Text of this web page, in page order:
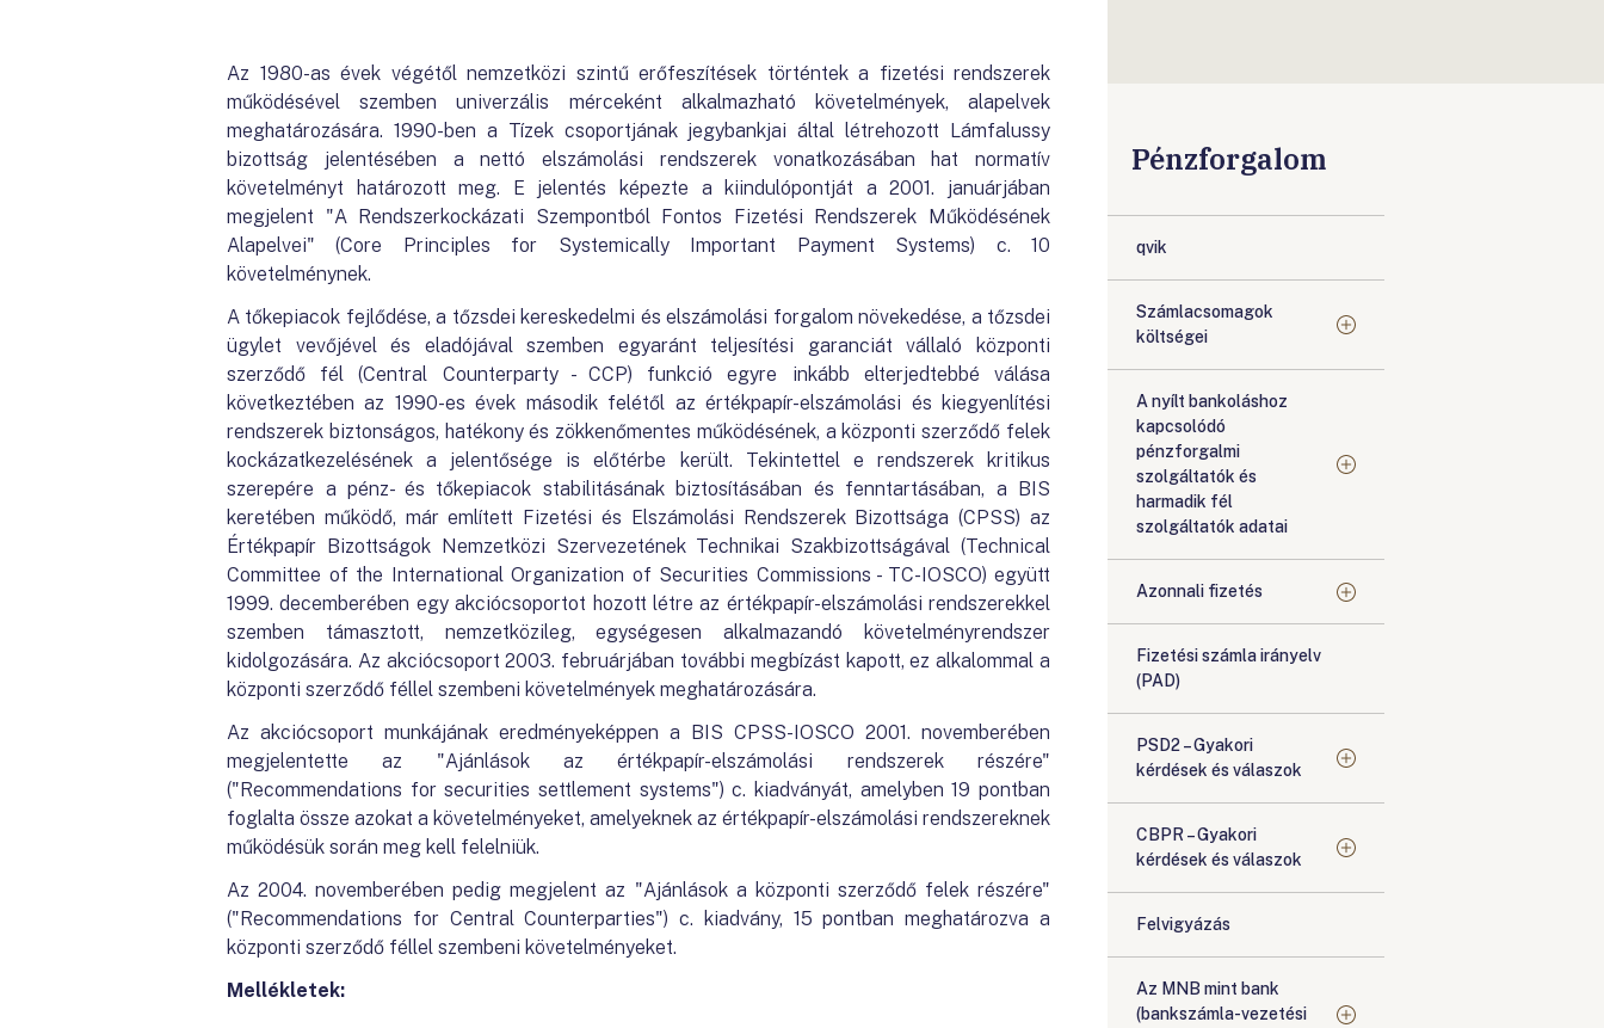
Az 1980-as évek végétől nemzetközi szintű erőfeszítések történtek a fizetési rendszerek
működésével szemben univerzális mérceként alkalmazható követelmények, alapelvek
meghatározására. 1990-ben a Tízek csoportjának jegybankjai által létrehozott Lámfalussy
bizottság jelentésében a nettó elszámolási rendszerek vonatkozásában hat normatív
követelményt határozott meg. E jelentés képezte a kiindulópontját a 2001. januárjában
megjelent "A Rendszerkockázati Szempontból Fontos Fizetési Rendszerek Működésének
Alapelvei" (Core Principles for Systemically Important Payment Systems) c. 10
követelménynek.
A tőkepiacok fejlődése, a tőzsdei kereskedelmi és elszámolási forgalom növekedése, a tőzsdei
ügylet vevőjével és eladójával szemben egyaránt teljesítési garanciát vállaló központi
szerződő fél (Central Counterparty - CCP) funkció egyre inkább elterjedtebbé válása
következtében az 1990-es évek második felétől az értékpapír-elszámolási és kiegyenlítési
rendszerek biztonságos, hatékony és zökkenőmentes működésének, a központi szerződő felek
kockázatkezelésének a jelentősége is előtérbe került. Tekintettel e rendszerek kritikus
szerepére a pénz- és tőkepiacok stabilitásának biztosításában és fenntartásában, a BIS
keretében működő, már említett Fizetési és Elszámolási Rendszerek Bizottsága (CPSS) az
Értékpapír Bizottságok Nemzetközi Szervezetének Technikai Szakbizottságával (Technical
Committee of the International Organization of Securities Commissions - TC-IOSCO) együtt
1999. decemberében egy akciócsoportot hozott létre az értékpapír-elszámolási rendszerekkel
szemben támasztott, nemzetközileg, egységesen alkalmazandó követelményrendszer
kidolgozására. Az akciócsoport 2003. februárjában további megbízást kapott, ez alkalommal a
központi szerződő féllel szembeni követelmények meghatározására.
Az akciócsoport munkájának eredményeképpen a BIS CPSS-IOSCO 2001. novemberében
megjelentette az "Ajánlások az értékpapír-elszámolási rendszerek részére"
("Recommendations for securities settlement systems") c. kiadványát, amelyben 19 pontban
foglalta össze azokat a követelményeket, amelyeknek az értékpapír-elszámolási rendszereknek
működésük során meg kell felelniük.
Az 2004. novemberében pedig megjelent az "Ajánlások a központi szerződő felek részére"
("Recommendations for Central Counterparties") c. kiadvány, 15 pontban meghatározva a
központi szerződő féllel szembeni követelményeket.
Mellékletek:
Pénzforgalom
qvik
Számlacsomagok
költségei
A nyílt bankoláshoz
kapcsolódó
pénzforgalmi
szolgáltatók és
harmadik fél
szolgáltatók adatai
Azonnali fizetés
Fizetési számla irányelv
(PAD)
PSD2 – Gyakori
kérdések és válaszok
CBPR – Gyakori
kérdések és válaszok
Felvigyázás
Az MNB mint bank
(bankszámla-vezetési